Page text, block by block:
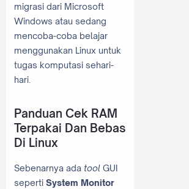
migrasi dari Microsoft
Windows atau sedang
mencoba-coba belajar
menggunakan Linux untuk
tugas komputasi sehari-
hari.
Panduan Cek RAM
Terpakai Dan Bebas
Di Linux
Sebenarnya ada tool GUI
seperti System Monitor